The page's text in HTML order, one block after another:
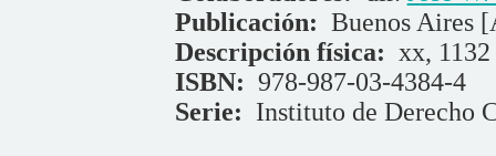
Publicación: Buenos Aires
Descripción física: xx, 1132
ISBN: 978-987-03-4384-4
Serie: Instituto de Derecho